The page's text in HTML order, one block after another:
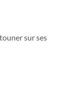
sur ses